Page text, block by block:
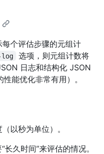
个评估步骤的元组计
选项，则元组计数将
日志和结构化 JSON
能优化非常有用）。
以秒为单位）。
久时间”来评估的情况。